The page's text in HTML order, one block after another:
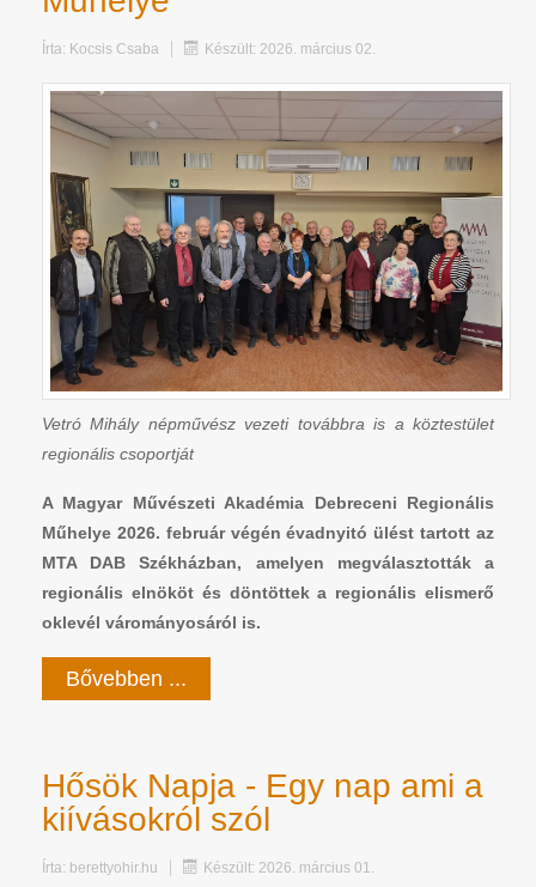
Írta: Kocsis Csaba Készült: 2026. március 02.
Vetró Mihály népművész vezeti továbbra is a köztestület
regionális csoportját
A Magyar Művészeti Akadémia Debreceni Regionális
Műhelye 2026. február végén évadnyitó ülést tartott az
MTA DAB Székházban, amelyen megválasztották a
regionális elnököt és döntöttek a regionális elismerő
oklevél várományosáról is.
Bővebben ...
Hősök Napja - Egy nap ami a
kiívásokról szól
Írta: berettyohir.hu Készült: 2026. március 01.